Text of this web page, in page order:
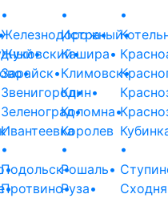
•
•
•
•
Железнодорожный•
Жуковский•
Зарайск•
Звенигород•
Зеленоград•
Ивантеевка
•
Истра•
Кашира•
Климовск•
Клин•
Коломна•
Королев
•
•
•
•
Подольск•
Протвино•
•
Рошаль•
Руза•
•
Сходня